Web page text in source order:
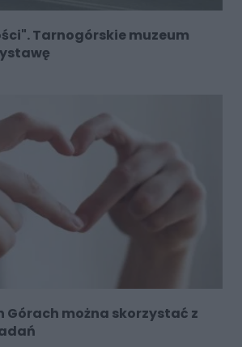
Tarnogórskie muzeum
Górach można skorzystać z